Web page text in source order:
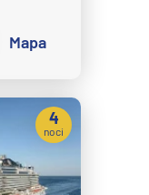
Mapa
4
noci